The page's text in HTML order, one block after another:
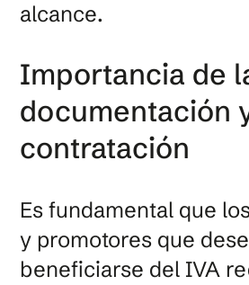
alcance.
Importancia de
documentación
contratación
Es fundamental que
y promotores que
beneficiarse del IVA